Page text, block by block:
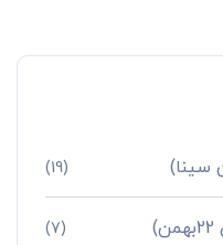
سینا) (19)
(7)